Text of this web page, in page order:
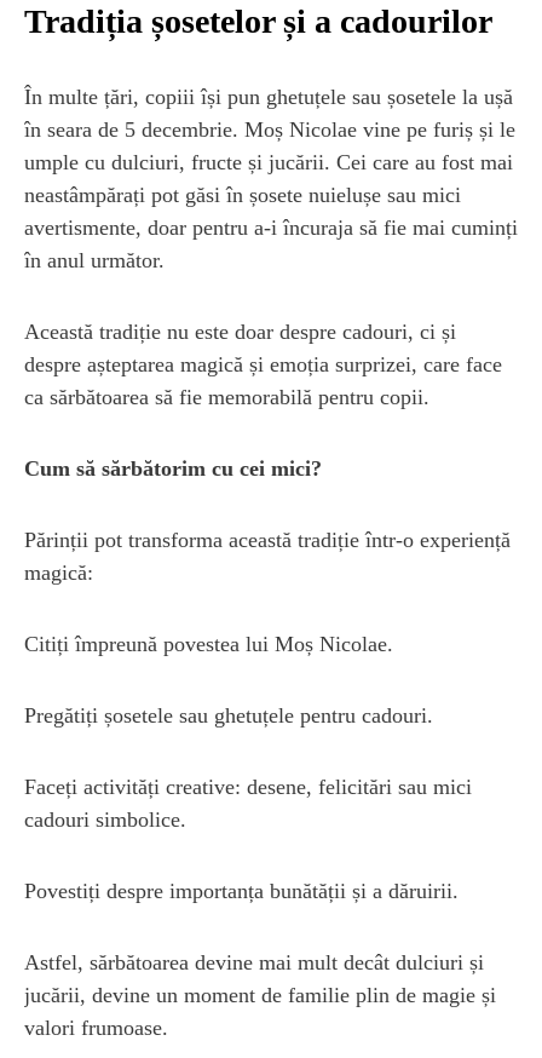
Tradiția șosetelor și a cadourilor
În multe țări, copiii își pun ghetuțele sau șosetele la ușă
în seara de 5 decembrie. Moș Nicolae vine pe furiș și le
umple cu dulciuri, fructe și jucării. Cei care au fost mai
neastâmpărați pot găsi în șosete nuielușe sau mici
avertismente, doar pentru a-i încuraja să fie mai cuminți
în anul următor.
Această tradiție nu este doar despre cadouri, ci și
despre așteptarea magică și emoția surprizei, care face
ca sărbătoarea să fie memorabilă pentru copii.
Cum să sărbătorim cu cei mici?
Părinții pot transforma această tradiție într-o experiență
magică:
Citiți împreună povestea lui Moș Nicolae.
Pregătiți șosetele sau ghetuțele pentru cadouri.
Faceți activități creative: desene, felicitări sau mici
cadouri simbolice.
Povestiți despre importanța bunătății și a dăruirii.
Astfel, sărbătoarea devine mai mult decât dulciuri și
jucării, devine un moment de familie plin de magie și
valori frumoase.